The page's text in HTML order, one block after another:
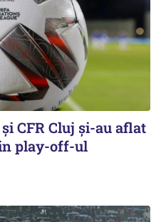
CFR Cluj și-au aflat
play-off-ul